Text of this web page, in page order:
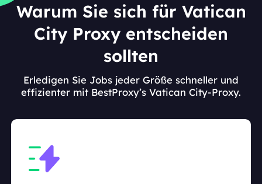
Warum Sie sich für Vatican
City Proxy entscheiden
sollten
Erledigen Sie Jobs jeder Größe schneller und
effizienter mit BestProxy’s Vatican City-Proxy.